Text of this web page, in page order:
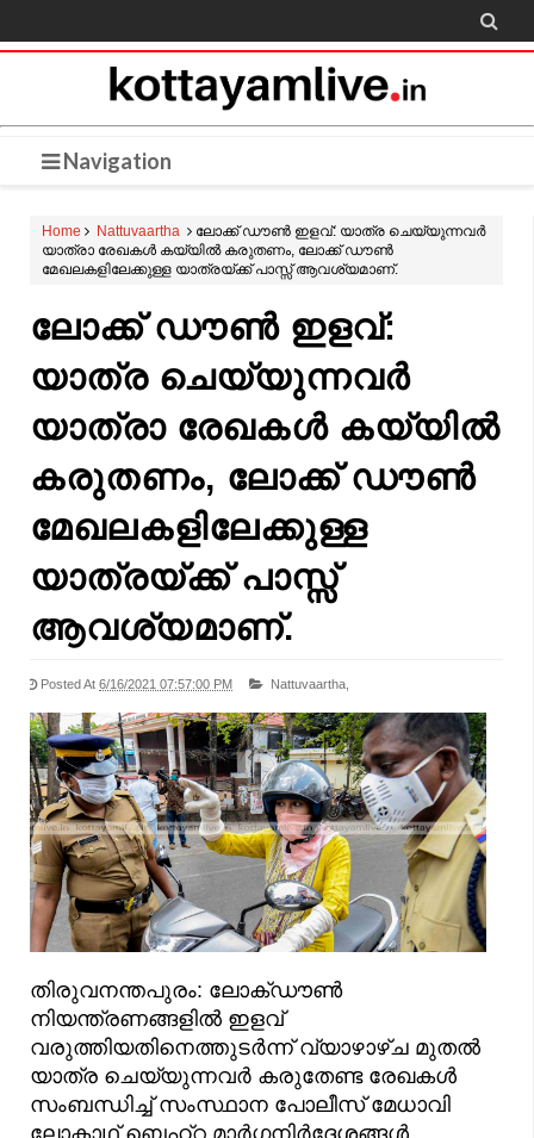

Navigation
Home Nattuvaartha
ലോക്ക് ഡൗൺ ഇളവ്: യാത്ര ചെയ്യുന്നവർ
യാത്രാ രേഖകൾ കയ്യിൽ കരുതണം, ലോക്ക് ഡൗൺ
മേഖലകളിലേക്കുള്ള യാത്രയ്ക്ക് പാസ്സ് ആവശ്യമാണ്.
ലോക്ക് ഡൗൺ ഇളവ്:
യാത്ര ചെയ്യുന്നവർ
യാത്രാ രേഖകൾ കയ്യിൽ
കരുതണം, ലോക്ക് ഡൗൺ
മേഖലകളിലേക്കുള്ള
യാത്രയ്ക്ക് പാസ്സ്
ആവശ്യമാണ്.
Posted At 6/16/2021 07:57:00 PM Nattuvaartha,
തിരുവനന്തപുരം: ലോക്ഡൗണ്‍
നിയന്ത്രണങ്ങളില്‍ ഇളവ്
വരുത്തിയതിനെത്തുടര്‍ന്ന് വ്യാഴാഴ്ച മുതല്‍
യാത്ര ചെയ്യുന്നവര്‍ കരുതേണ്ട രേഖകള്‍
സംബന്ധിച്ച് സംസ്ഥാന പോലീസ് മേധാവി
ലോക്നാഥ് ബെഹ്റ മാര്‍ഗ്ഗനിര്‍ദ്ദേശങ്ങള്‍